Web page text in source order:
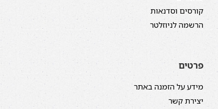
קורסים וסדנאות
הרשמה לניוזלטר
פרטים
מידע על הזמנה באתר
יצירת קשר